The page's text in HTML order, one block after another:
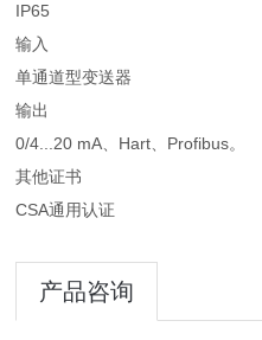
IP65
输入
单通道型变送器
输出
0/4...20 mA、Hart、Profibus。
其他证书
CSA通用认证
产品咨询